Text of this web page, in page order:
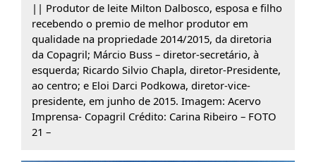
|| Produtor de leite Milton Dalbosco, esposa e filho
recebendo o premio de melhor produtor em
qualidade na propriedade 2014/2015, da diretoria
da Copagril; Márcio Buss – diretor-secretário, à
esquerda; Ricardo Silvio Chapla, diretor-Presidente,
ao centro; e Eloi Darci Podkowa, diretor-vice-
presidente, em junho de 2015. Imagem: Acervo
Imprensa- Copagril Crédito: Carina Ribeiro – FOTO
21 –